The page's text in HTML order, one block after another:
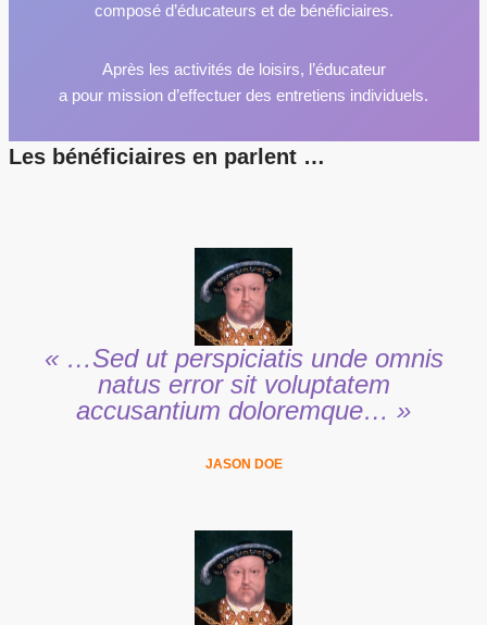
composé d’éducateurs et de bénéficiaires.
Après les activités de loisirs, l’éducateur
a pour mission d’effectuer des entretiens individuels.
Les bénéficiaires en parlent …
« …Sed ut perspiciatis unde omnis
natus error sit voluptatem
accusantium doloremque… »
JASON DOE